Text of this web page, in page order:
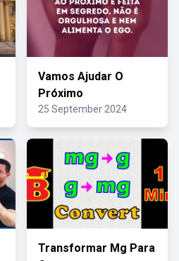
Vamos Ajudar O
Próximo
25 September 2024
Transformar Mg Para